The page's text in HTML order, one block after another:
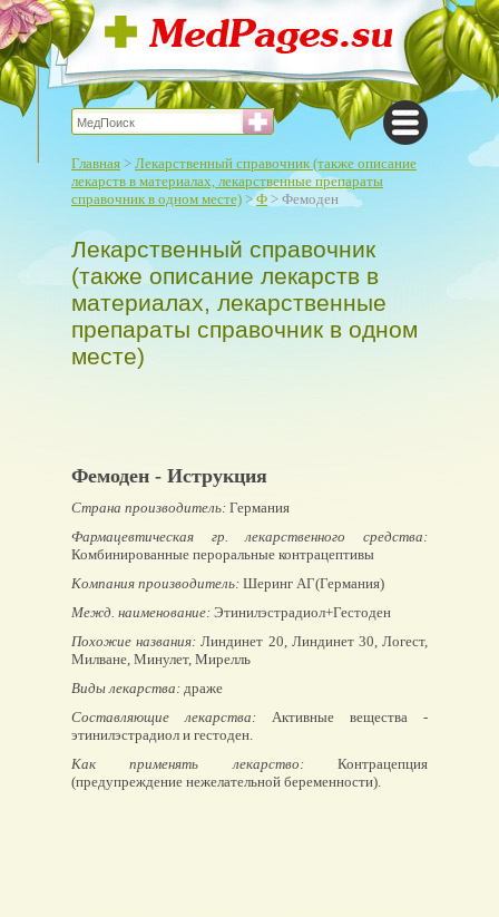
Главная > Лекарственный справочник (также описание
лекарств в материалах, лекарственные препараты
справочник в одном месте) >Ф > Фемоден
Лекарственный справочник
(также описание лекарств в
материалах, лекарственные
препараты справочник в одном
месте)
Фемоден - Иструкция
Страна производитель: Германия
Фармацевтическая гр. лекарственного средства:
Комбинированные пероральные контрацептивы
Компания производитель: Шеринг АГ(Германия)
Межд. наименование: Этинилэстрадиол+Гестоден
Похожие названия: Линдинет 20, Линдинет 30, Логест,
Милване, Минулет, Мирелль
Виды лекарства: драже
Составляющие лекарства: Активные вещества -
этинилэстрадиол и гестоден.
Как применять лекарство:Контрацепция
(предупреждение нежелательной беременности).